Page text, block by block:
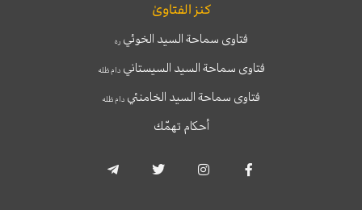
كنز الفتاوىٰ
فتاوى سماحة السيد الخوئيره
فتاوى سماحة السيد السيستانيدام ظله
فتاوى سماحة السيد الخامنئي دام ظله
أحكام تهمّك
c
s
i
l